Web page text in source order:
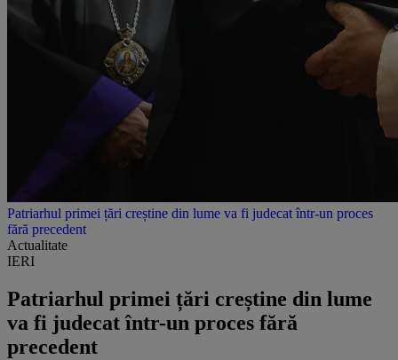
Patriarhul primei țări creștine din lume va fi judecat într-un proces
fără precedent
Actualitate
IERI
Patriarhul primei țări creștine din lume
va fi judecat într-un proces fără
precedent